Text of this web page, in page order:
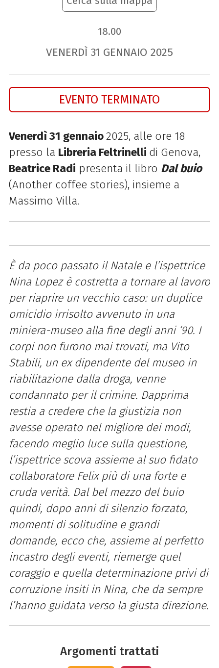
18.00
VENERDÌ 31 GENNAIO 2025
EVENTO TERMINATO
Venerdì 31 gennaio2025, alle ore 18
presso la Libreria Feltrinelli di Genova,
Beatrice Radi presenta il libro Dal buio
(Another coffee stories), insieme a
Massimo Villa.
È da poco passato il Natale e l’ispettrice
Nina Lopez è costretta a tornare al lavoro
per riaprire un vecchio caso: un duplice
omicidio irrisolto avvenuto in una
miniera-museo alla fine degli anni ‘90. I
corpi non furono mai trovati, ma Vito
Stabili, un ex dipendente del museo in
riabilitazione dalla droga, venne
condannato per il crimine. Dapprima
restia a credere che la giustizia non
avesse operato nel migliore dei modi,
facendo meglio luce sulla questione,
l’ispettrice scova assieme al suo fidato
collaboratore Felix più di una forte e
cruda verità. Dal bel mezzo del buio
quindi, dopo anni di silenzio forzato,
momenti di solitudine e grandi
domande, ecco che, assieme al perfetto
incastro degli eventi, riemerge quel
coraggio e quella determinazione privi di
corruzione insiti in Nina, che da sempre
l’hanno guidata verso la giusta direzione.
Argomenti trattati